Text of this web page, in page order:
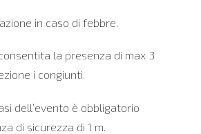
in caso di febbre.
la presenza di max 3
i congiunti.
dell’evento è obbligatorio
di sicurezza di 1 m.